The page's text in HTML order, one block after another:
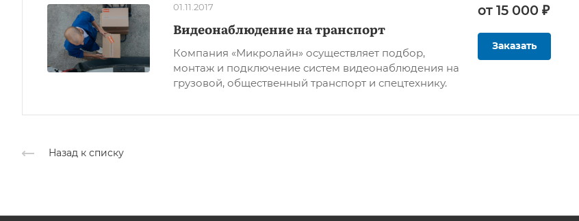
01.11.2017
Видеонаблюдение на транспорт
Компания «Микролайн» осуществляет подбор,
монтаж и подключение систем видеонаблюдения на
грузовой, общественный транспорт и спецтехнику.
от 15 000 ₽
Заказать
Назад к списку